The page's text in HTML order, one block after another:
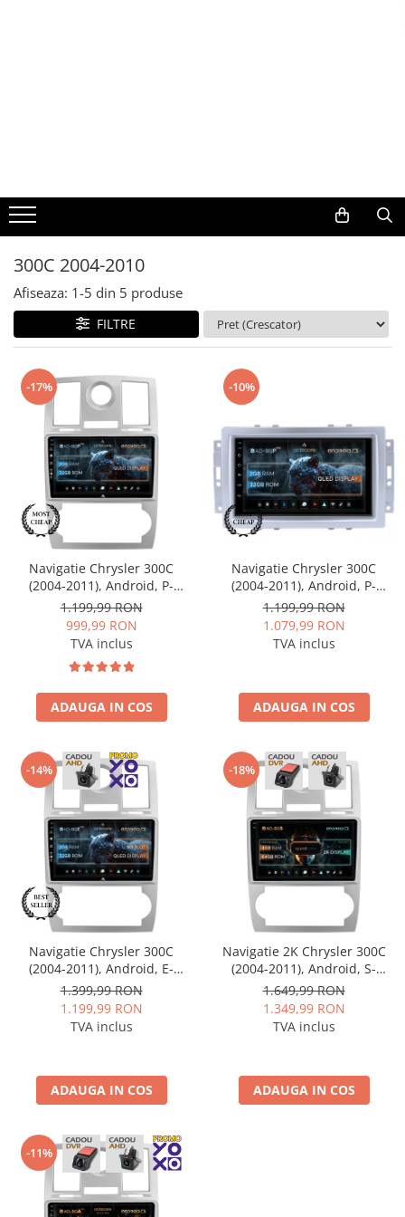
Volkswagen
Audi
Mercedes Benz
Ford
Skoda
Dacia
Peugeot
Hyundai
Chevrolet
Suzuki
Renault
Nissan
Mitsubishi
Land Rover
Mazda
Isuzu
Chrysler
Subaru
300C 2004-2010
Afiseaza: 1-5 din 5 produse
FILTRE
-17%
Navigatie Chrysler 300C
(2004-2011), Android, P-
Octacore / 2GB RAM + 32GB
ROM, 9 Inch - AD-
BGP9002+AD-BGRKIT421
1.199,99 RON
999,99 RON
TVA inclus
ADAUGA IN COS
-10%
Navigatie Chrysler 300C
(2004-2011), Android, P-
Octacore / 2GB RAM + 32GB
ROM, 7 Inch - AD-
BGP1002+AD-BGRCR004
1.199,99 RON
1.079,99 RON
TVA inclus
ADAUGA IN COS
-14%
Navigatie Chrysler 300C
(2004-2011), Android, E-
Octacore / 2GB RAM + 32GB
ROM, 9 Inch - AD-
BGE9002+AD-BGRKIT421
1.399,99 RON
1.199,99 RON
TVA inclus
ADAUGA IN COS
-18%
Navigatie 2K Chrysler 300C
(2004-2011), Android, S-
Quadcore / 4GB RAM + 64GB
ROM, 9.5 Inch - AD-
BGS90042K+AD-BGRKIT421
1.649,99 RON
1.349,99 RON
TVA inclus
ADAUGA IN COS
-11%